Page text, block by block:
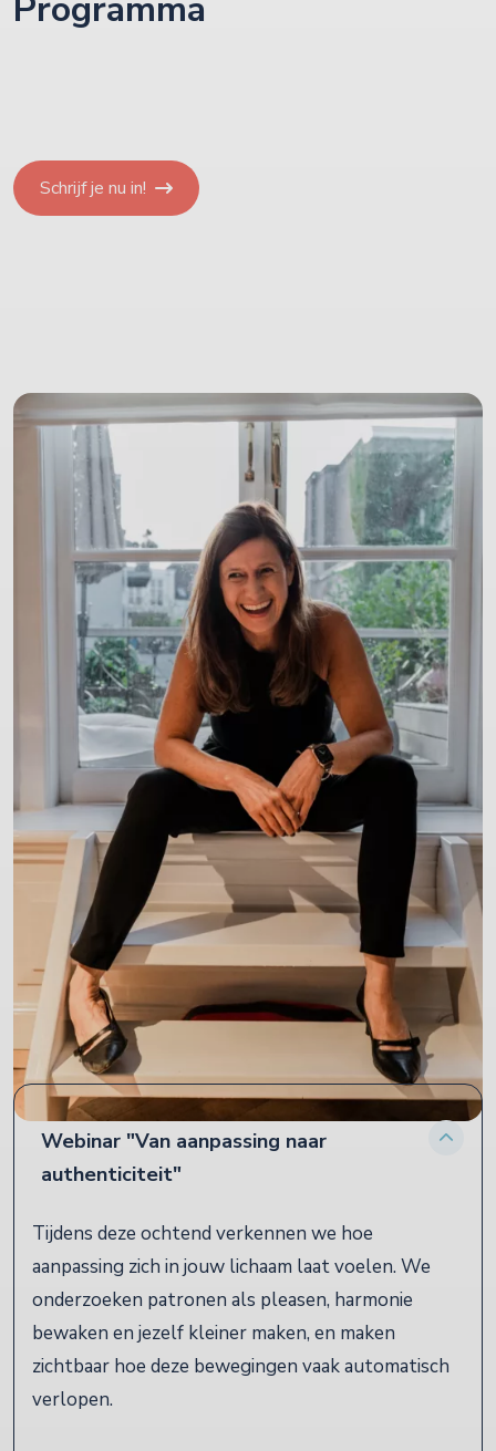
Schrijf je nu in!
Locatie: Online
Webinar "Van aanpassing naar
authenticiteit"
Tijdens deze ochtend verkennen we hoe
aanpassing zich in jouw lichaam laat voelen. We
onderzoeken patronen als pleasen, harmonie
bewaken en jezelf kleiner maken, en maken
zichtbaar hoe deze bewegingen vaak automatisch
verlopen.